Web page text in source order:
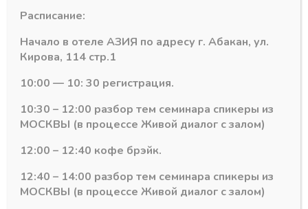
MOTION
PUSH
450
мм
25
ПВ
скр.монт.зам
Категория:Направляющие скрытого монтажа DTC
Похожие товары
Расписание:
Начало в отеле АЗИЯ по адресу г. Абакан, ул.
Кирова, 114 стр.1
10:00 — 10: 30 регистрация.
10:30 – 12:00 разбор тем семинара спикеры из
МОСКВЫ (в процессе Живой диалог с залом)
12:00 – 12:40 кофе брэйк.
12:40 – 14:00 разбор тем семинара спикеры из
МОСКВЫ (в процессе Живой диалог с залом)